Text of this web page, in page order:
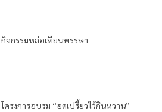
กิจกรรมหล่อเทียนพรรษา
โครงการอบรม “อดเปรี้ยวไว้กินหวาน”